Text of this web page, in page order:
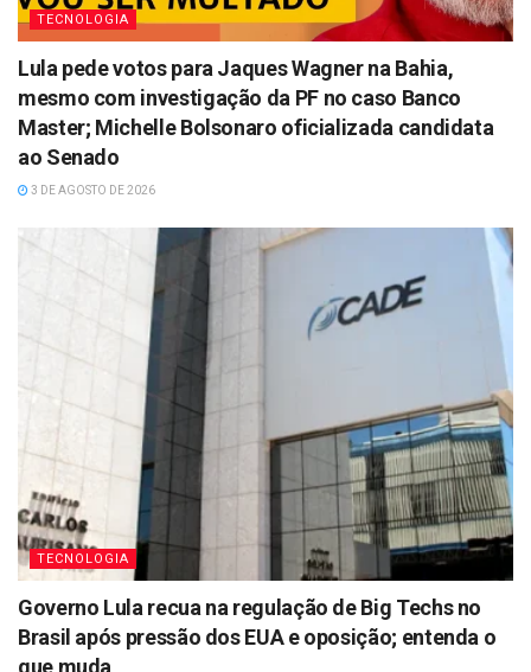
TECNOLOGIA
Lula pede votos para Jaques Wagner na Bahia,
mesmo com investigação da PF no caso Banco
Master; Michelle Bolsonaro oficializada candidata
ao Senado
3 DE AGOSTO DE 2026
TECNOLOGIA
Governo Lula recua na regulação de Big Techs no
Brasil após pressão dos EUA e oposição; entenda o